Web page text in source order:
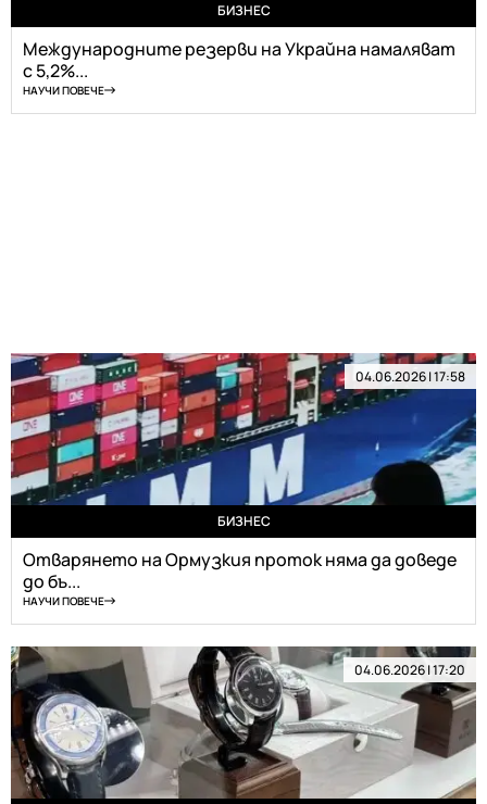
БИЗНЕС
Международните резерви на Украйна намаляват
с 5,2%...
НАУЧИ ПОВЕЧЕ
04.06.2026 | 17:58
БИЗНЕС
Отварянето на Ормузкия проток няма да доведе
до бъ...
НАУЧИ ПОВЕЧЕ
04.06.2026 | 17:20